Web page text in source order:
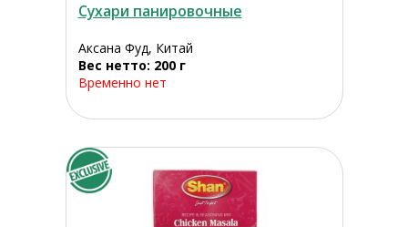
Сухари панировочные
Аксана Фуд, Китай
Вес нетто: 200 г
Временно нет